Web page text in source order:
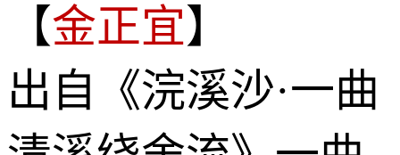
【金正宜】
出自《浣溪沙·一曲